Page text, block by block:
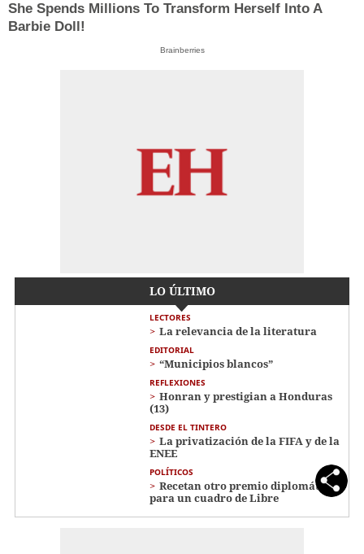
She Spends Millions To Transform Herself Into A
Barbie Doll!
Brainberries
LO ÚLTIMO
LECTORES
La relevancia de la literatura
EDITORIAL
“Municipios blancos”
REFLEXIONES
Honran y prestigian a Honduras
(13)
DESDE EL TINTERO
La privatización de la FIFA y de la
ENEE
POLÍTICOS
Recetan otro premio diplomático
para un cuadro de Libre